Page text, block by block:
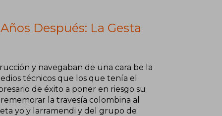
Después: La Gesta
y navegaban de una cara be la
técnicos que los que tenía el
de éxito a poner en riesgo su
la travesía colombina al
yo y larramendi y del grupo de